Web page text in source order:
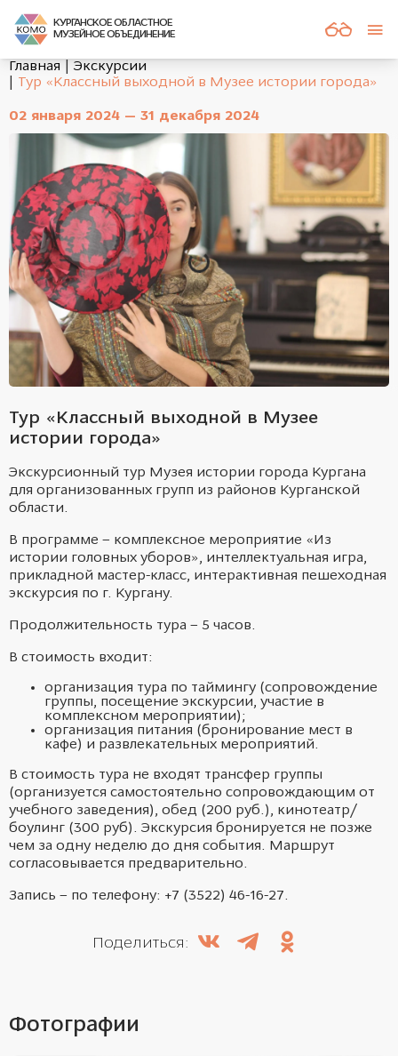
КУРГАНСКОЕ ОБЛАСТНОЕ
МУЗЕЙНОЕ ОБЪЕДИНЕНИЕ
Главная
Экскурсии
Тур «Классный выходной в Музее истории города»
Тур «Классный выходной в Музее
истории города»
Экскурсионный тур Музея истории города Кургана
для организованных групп из районов Курганской
области.
В программе – комплексное мероприятие «Из
истории головных уборов», интеллектуальная игра,
прикладной мастер-класс, интерактивная пешеходная
экскурсия по г. Кургану.
Продолжительность тура – 5 часов.
В стоимость входит:
организация тура по таймингу (сопровождение
группы, посещение экскурсии, участие в
комплексном мероприятии);
организация питания (бронирование мест в
кафе) и развлекательных мероприятий.
В стоимость тура не входят трансфер группы
(организуется самостоятельно сопровождающим от
учебного заведения), обед (200 руб.), кинотеатр/
боулинг (300 руб). Экскурсия бронируется не позже
чем за одну неделю до дня события. Маршрут
согласовывается предварительно.
Запись – по телефону: +7 (3522) 46-16-27.
Поделиться:
02 января 2024 — 31 декабря 2024
Фотографии